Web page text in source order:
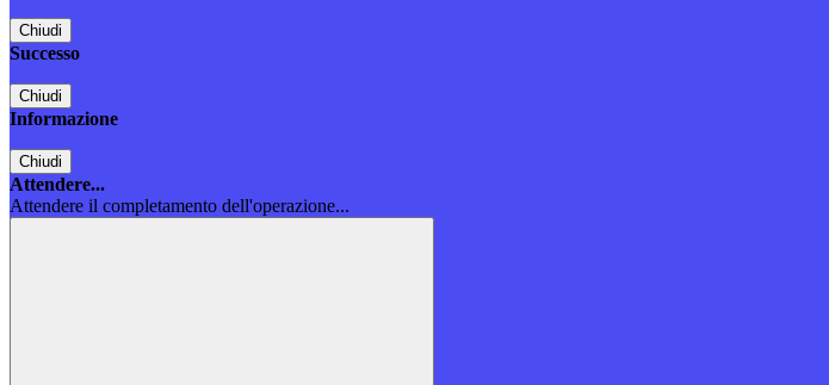
Chiudi
Successo
Chiudi
Informazione
Chiudi
Attendere...
Attendere il completamento dell'operazione...